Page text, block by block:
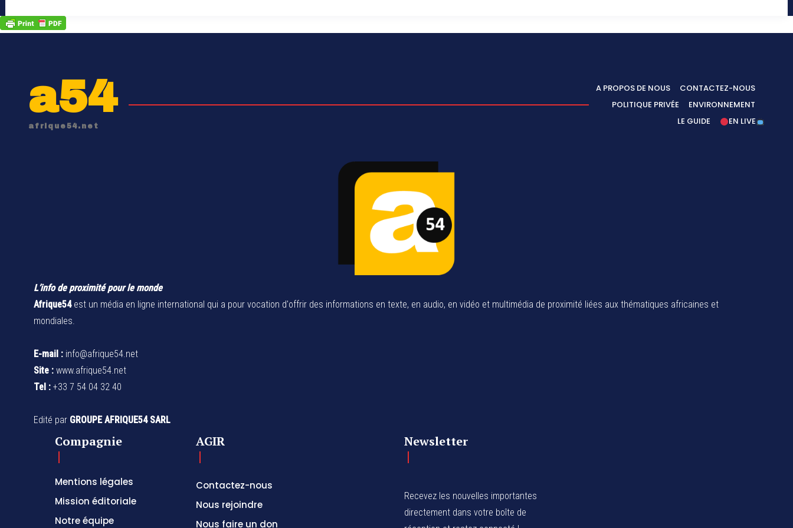
a54
afrique54.net
A PROPOS DE NOUS
CONTACTEZ-NOUS
POLITIQUE PRIVÉE
ENVIRONNEMENT
LE GUIDE
EN LIVE
L’info de proximité pour le monde
Afrique54est un média en ligne international qui a pour vocation d'offrir des informations en texte, en audio, en vidéo et multimédia de proximité liées aux thématiques africaines et
mondiales.
E-mail : info@afrique54.net
Site : www.afrique54.net
Tel : +33 7 54 04 32 40
Edité par GROUPE AFRIQUE54 SARL
Compagnie
Mentions légales
Mission éditoriale
Notre équipe
AGIR
Contactez-nous
Nous rejoindre
Nous faire un don
Newsletter
Recevez les nouvelles importantes
directement dans votre boîte de